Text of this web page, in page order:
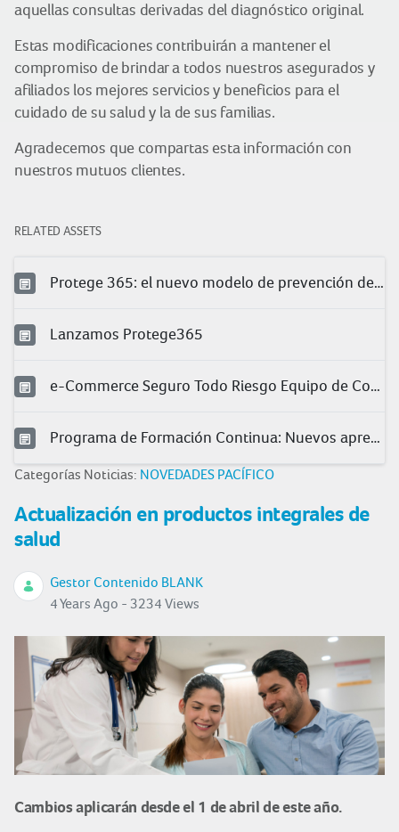
aquellas consultas derivadas del diagnóstico original.
Estas modificaciones contribuirán a mantener el
compromiso de brindar a todos nuestros asegurados y
afiliados los mejores servicios y beneficios para el
cuidado de su salud y la de sus familias.
Agradecemos que compartas esta información con
nuestros mutuos clientes.
RELATED ASSETS
Protege 365: el nuevo modelo de prevención de Pacífico
Lanzamos Protege365
e-Commerce Seguro Todo Riesgo Equipo de Contratista (TREC)
Programa de Formación Continua: Nuevos aprendizajes para nuestros clientes
Categorías Noticias: NOVEDADES PACÍFICO
Actualización en productos integrales de
salud
Gestor Contenido BLANK
4 Years Ago - 3234 Views
Cambios aplicarán desde el 1 de abril de este año.